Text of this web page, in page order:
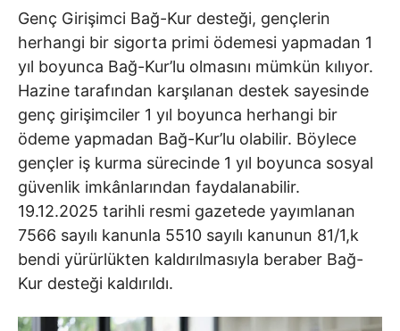
Genç Girişimci Bağ-Kur desteği, gençlerin
herhangi bir sigorta primi ödemesi yapmadan 1
yıl boyunca Bağ-Kur’lu olmasını mümkün kılıyor.
Hazine tarafından karşılanan destek sayesinde
genç girişimciler 1 yıl boyunca herhangi bir
ödeme yapmadan Bağ-Kur’lu olabilir. Böylece
gençler iş kurma sürecinde 1 yıl boyunca sosyal
güvenlik imkânlarından faydalanabilir.
19.12.2025 tarihli resmi gazetede yayımlanan
7566 sayılı kanunla 5510 sayılı kanunun 81/1,k
bendi yürürlükten kaldırılmasıyla beraber Bağ-
Kur desteği kaldırıldı.